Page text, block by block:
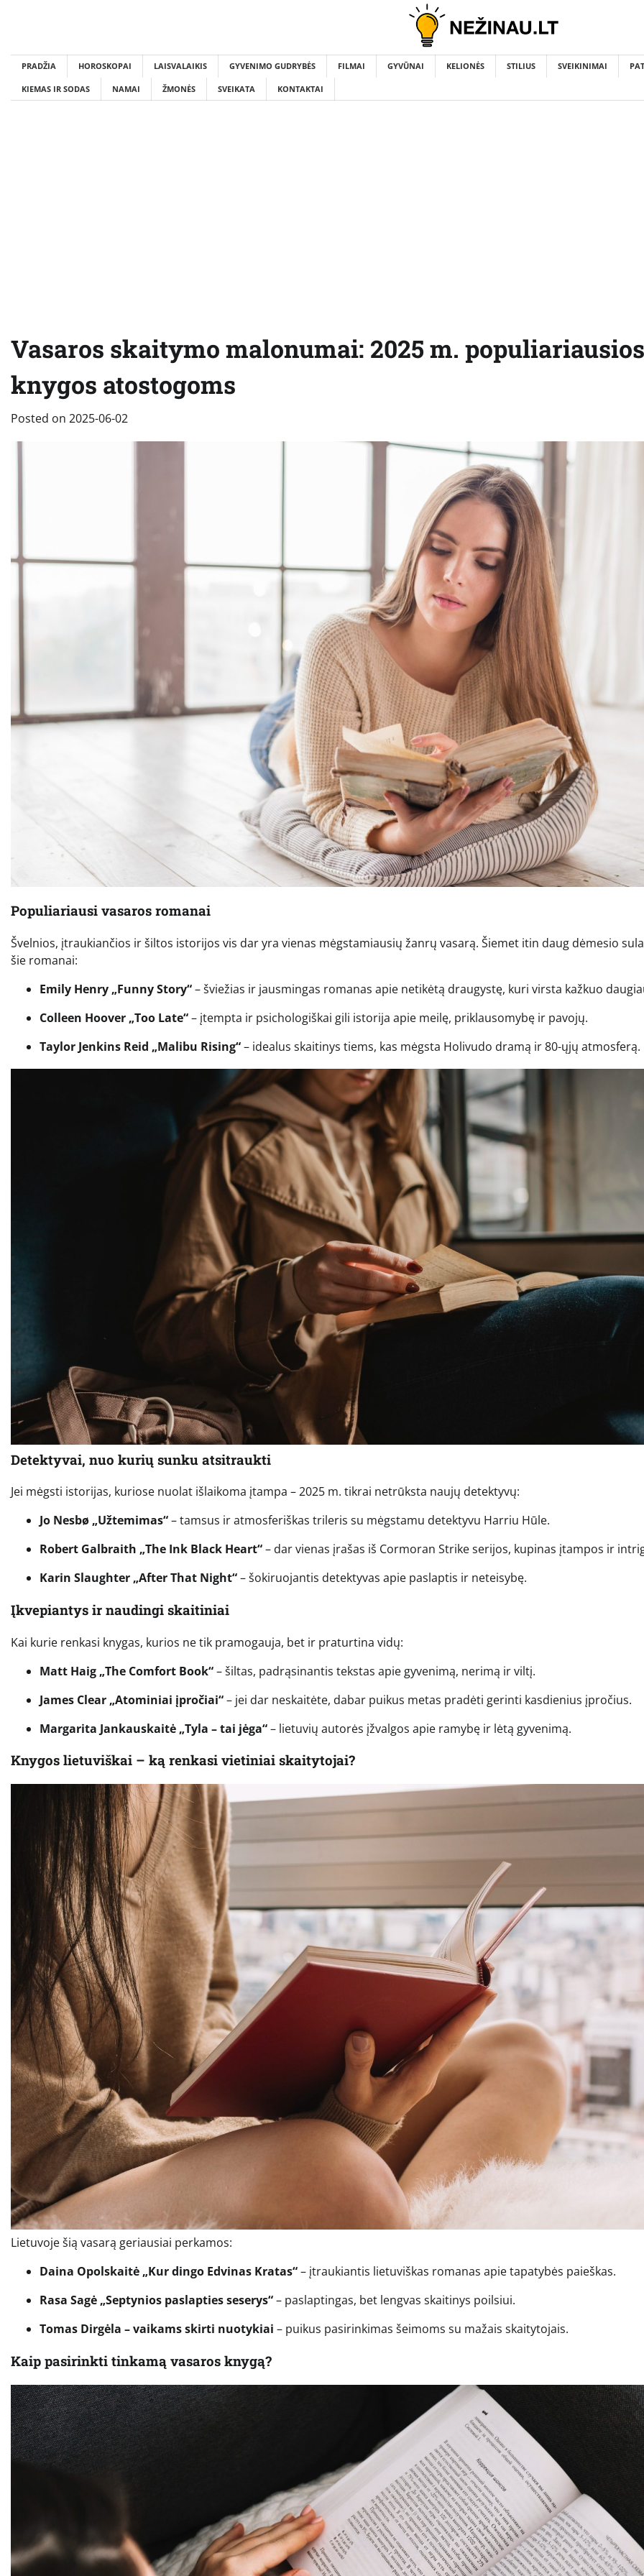
PRADŽIA HOROSKOPAI LAISVALAIKIS GYVENIMO GUDRYBĖS FILMAI GYVŪNAI KELIONĖS STILIUS SVEIKINIMAI
KIEMAS IR SODAS NAMAI ŽMONĖS SVEIKATA KONTAKTAI
Vasaros skaitymo malonumai: 2025 m. populiariausios
knygos atostogoms
Posted on 2025-06-02
Populiariausi vasaros romanai
Švelnios, įtraukiančios ir šiltos istorijos vis dar yra vienas mėgstamiausių žanrų vasarą. Šiemet itin daug dėmesio
šie romanai:
Emily Henry „Funny Story“– šviežias ir jausmingas romanas apie netikėtą draugystę, kuri virsta kažkuo
Colleen Hoover „Too Late“– įtempta ir psichologiškai gili istorija apie meilę, priklausomybę ir pavojų.
Taylor Jenkins Reid „Malibu Rising“– idealus skaitinys tiems, kas mėgsta Holivudo dramą ir 80-ųjų atmosferą.
Detektyvai, nuo kurių sunku atsitraukti
Jei mėgsti istorijas, kuriose nuolat išlaikoma įtampa – 2025 m. tikrai netrūksta naujų detektyvų:
Jo Nesbø „Užtemimas“– tamsus ir atmosferiškas trileris su mėgstamu detektyvu Harriu Hūle.
Robert Galbraith „The Ink Black Heart“– dar vienas įrašas iš Cormoran Strike serijos, kupinas įtampos ir
Karin Slaughter „After That Night“– šokiruojantis detektyvas apie paslaptis ir neteisybę.
Įkvepiantys ir naudingi skaitiniai
Kai kurie renkasi knygas, kurios ne tik pramogauja, bet ir praturtina vidų:
Matt Haig „The Comfort Book“– šiltas, padrąsinantis tekstas apie gyvenimą, nerimą ir viltį.
James Clear „Atominiai įpročiai“– jei dar neskaitėte, dabar puikus metas pradėti gerinti kasdienius įpročius.
Margarita Jankauskaitė „Tyla – tai jėga“– lietuvių autorės įžvalgos apie ramybę ir lėtą gyvenimą.
Knygos lietuviškai – ką renkasi vietiniai skaitytojai?
Lietuvoje šią vasarą geriausiai perkamos:
Daina Opolskaitė „Kur dingo Edvinas Kratas“– įtraukiantis lietuviškas romanas apie tapatybės paieškas.
Rasa Sagė „Septynios paslapties seserys“– paslaptingas, bet lengvas skaitinys poilsiui.
Tomas Dirgėla – vaikams skirti nuotykiai – puikus pasirinkimas šeimoms su mažais skaitytojais.
Kaip pasirinkti tinkamą vasaros knygą?